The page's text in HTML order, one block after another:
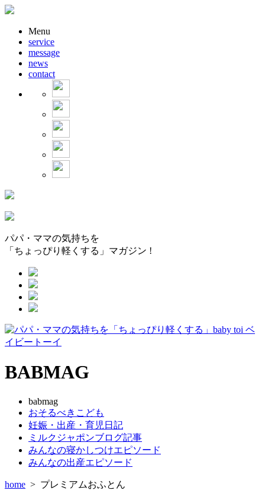
Menu
service
message
news
contact
パパ・ママの気持ちを
「ちょっぴり軽くする」マガジン !
BABMAG
babmag
おそるべきこども
妊娠・出産・育児日記
ミルクジャポンブログ記事
みんなの寝かしつけエピソード
みんなの出産エピソード
home > プレミアムおふとん